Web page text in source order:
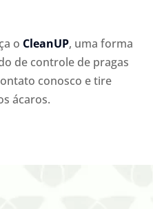
o CleanUP, uma forma
de controle de pragas
conosco e tire
ácaros.